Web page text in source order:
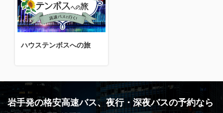
ハウステンボスへの旅
岩手発の格安高速バス、夜行・深夜バスの予約なら